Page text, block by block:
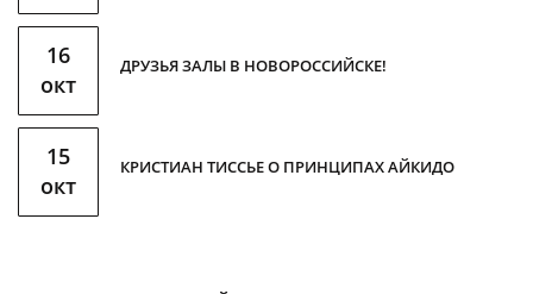
16
окт
ДРУЗЬЯ ЗАЛЫ В НОВОРОССИЙСКЕ!
15
окт
КРИСТИАН ТИССЬЕ О ПРИНЦИПАХ АЙКИДО